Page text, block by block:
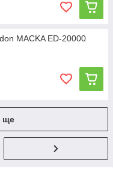
MACKA ED-20000
ще